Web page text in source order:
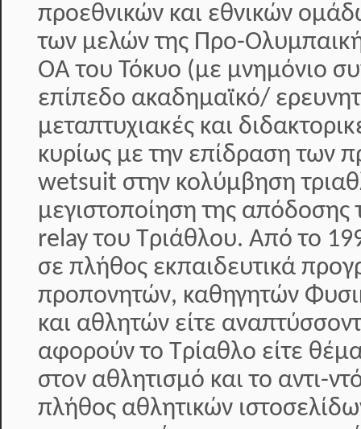
προεθνικών και εθνικών
των μελών της Προ-
ΟΑ του Τόκυο (με μνημόνιο
επίπεδο ακαδημαϊκό/
μεταπτυχιακές και
κυρίως με την επίδραση των
wetsuit στην κολύμβηση
μεγιστοποίηση της
relay του Τριάθλου. Από το
σε πλήθος εκπαιδευτικά
προπονητών, καθηγητών
και αθλητών είτε
αφορούν το Τρίαθλο είτε
στον αθλητισμό και το αντι-
πλήθος αθλητικών